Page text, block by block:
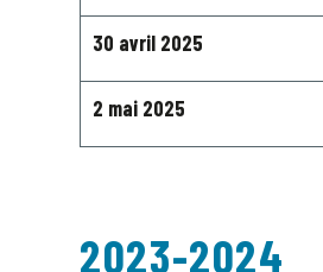
30 avril 2025
2 mai 2025
2023-2024